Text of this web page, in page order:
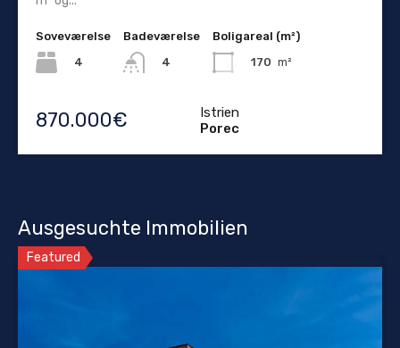
Soveværelse
4
Badeværelse
4
Boligareal (m²)
170 m²
870.000€
Istrien
Porec
Ausgesuchte Immobilien
Featured